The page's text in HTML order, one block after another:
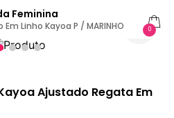
Feminina
Linho Kayoa P / MARINHO 0
Ajustado Regata Em